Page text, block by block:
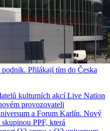
Přilákají tím do Česka
kulturních akcí Live Nation
provozovateli
a Forum Karlín. Nový
PPF, která